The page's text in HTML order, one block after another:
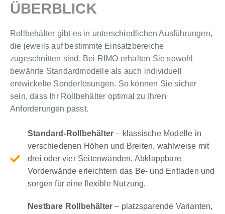
ÜBERBLICK
Rollbehälter gibt es in unterschiedlichen Ausführungen,
die jeweils auf bestimmte Einsatzbereiche
zugeschnitten sind. Bei RIMO erhalten Sie sowohl
bewährte Standardmodelle als auch individuell
entwickelte Sonderlösungen. So können Sie sicher
sein, dass Ihr Rollbehälter optimal zu Ihren
Anforderungen passt.
Standard-Rollbehälter – klassische Modelle in
verschiedenen Höhen und Breiten, wahlweise mit
drei oder vier Seitenwänden. Abklappbare
Vorderwände erleichtern das Be- und Entladen und
sorgen für eine flexible Nutzung.
Nestbare Rollbehälter – platzsparende Varianten,